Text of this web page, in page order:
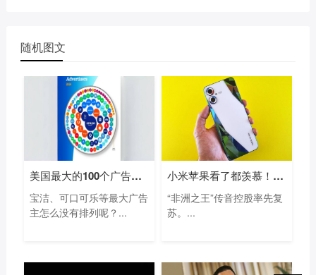
随机图文
美国最大的100个广告主名单：亚马逊等电
宝洁、可口可乐等最大广告
主怎么没有排列呢？...
小米苹果看了都羡慕！“非洲手机之王”
“非洲之王”传音控股率先复
苏。...